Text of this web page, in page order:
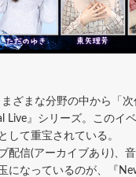
ざまな分野の中から「
Live』シリーズ。この
して重宝されている。
信(アーカイブあり)、
になっているのが、『